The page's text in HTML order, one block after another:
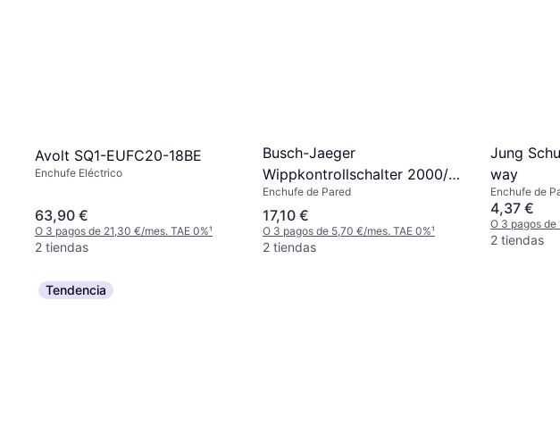
Avolt SQ1-EUFC20-18BE
Enchufe Eléctrico
63,90 €
O 3 pagos de 21,30 €/mes. TAE 0%¹
2 tiendas
Busch-Jaeger
Wippkontrollschalter 2000/6
USK 2CKA001022A0474
Enchufe de Pared
17,10 €
O 3 pagos de 5,70 €/mes. TAE 0%¹
2 tiendas
Jung
way
Enchufe de
4,37 €
O 3 pagos de
2 tiendas
Tendencia